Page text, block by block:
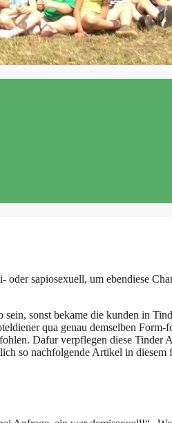
sapiosexuell, um ebendiese
sonst bekame die kunden in
qua genau demselben Form-
Dafur verpflegen diese Tinder
so nachfolgende Artikel in diesem